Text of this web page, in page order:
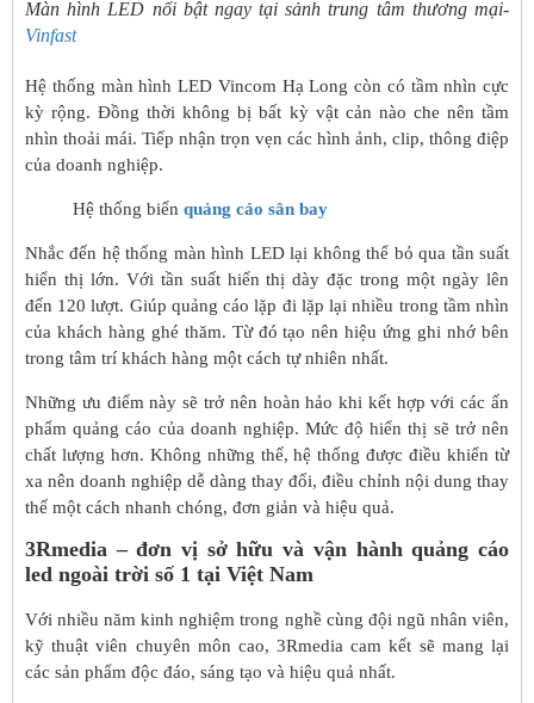
Màn hình LED nổi bật ngay tại sảnh trung tâm thương mại-
Vinfast
Hệ thống màn hình LED Vincom Hạ Long còn có tầm nhìn cực
kỳ rộng. Đồng thời không bị bất kỳ vật cản nào che nên tầm
nhìn thoải mái. Tiếp nhận trọn vẹn các hình ảnh, clip, thông điệp
của doanh nghiệp.
Hệ thống biển quảng cáo sân bay
Nhắc đến hệ thống màn hình LED lại không thể bỏ qua tần suất
hiển thị lớn. Với tần suất hiển thị dày đặc trong một ngày lên
đến 120 lượt. Giúp quảng cáo lặp đi lặp lại nhiều trong tầm nhìn
của khách hàng ghé thăm. Từ đó tạo nên hiệu ứng ghi nhớ bên
trong tâm trí khách hàng một cách tự nhiên nhất.
Những ưu điểm này sẽ trở nên hoàn hảo khi kết hợp với các ấn
phẩm quảng cáo của doanh nghiệp. Mức độ hiển thị sẽ trở nên
chất lượng hơn. Không những thế, hệ thống được điều khiển từ
xa nên doanh nghiệp dễ dàng thay đổi, điều chỉnh nội dung thay
thế một cách nhanh chóng, đơn giản và hiệu quả.
3Rmedia – đơn vị sở hữu và vận hành quảng cáo
led ngoài trời số 1 tại Việt Nam
Với nhiều năm kinh nghiệm trong nghề cùng đội ngũ nhân viên,
kỹ thuật viên chuyên môn cao, 3Rmedia cam kết sẽ mang lại
các sản phẩm độc đáo, sáng tạo và hiệu quả nhất.